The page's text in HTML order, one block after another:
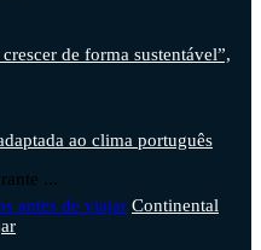
de forma sustentável”,
ao clima português
...
Continental